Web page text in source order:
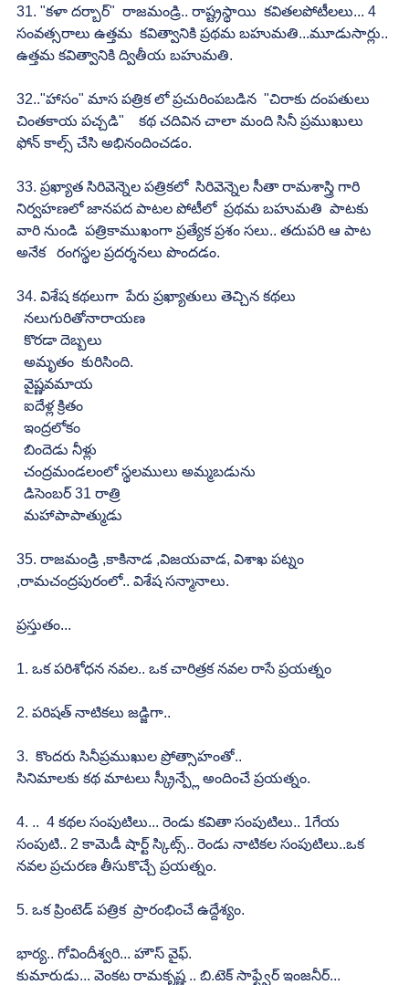
31. "కళా దర్బార్"  రాజమండ్రి.. రాష్ట్రస్థాయి  కవితలపోటీలలు... 4
సంవత్సరాలు ఉత్తమ  కవిత్వానికి ప్రథమ బహుమతి...మూడుసార్లు..
ఉత్తమ కవిత్వానికి ద్వితీయ బహుమతి.
32.."హాసం" మాస పత్రిక లో ప్రచురింపబడిన  "చిరాకు దంపతులు
చింతకాయ పచ్చడి"    కథ చదివిన చాలా మంది సినీ ప్రముఖులు
ఫోన్ కాల్స్ చేసి అభినందించడం.
33. ప్రఖ్యాత సిరివెన్నెల పత్రికలో  సిరివెన్నెల సీతా రామశాస్త్రి గారి
నిర్వహణలో జానపద పాటల పోటీలో  ప్రథమ బహుమతి  పాటకు
వారి నుండి  పత్రికాముఖంగా ప్రత్యేక ప్రశం సలు.. తదుపరి ఆ పాట
అనేక   రంగస్థల ప్రదర్శనలు పొందడం.
34. విశేష కథలుగా  పేరు ప్రఖ్యాతులు తెచ్చిన కథలు
నలుగురితోనారాయణ
కొరడా దెబ్బలు
అమృతం  కురిసింది.
వైష్ణవమాయ
ఐదేళ్ల క్రితం
ఇంద్రలోకం
బిందెడు నీళ్లు
చంద్రమండలంలో స్థలములు అమ్మబడును
డిసెంబర్ 31 రాత్రి
మహాపాపాత్ముడు
35. రాజమండ్రి ,కాకినాడ ,విజయవాడ, విశాఖ పట్నం
,రామచంద్రపురంలో.. విశేష సన్మానాలు.
ప్రస్తుతం...
1. ఒక పరిశోధన నవల.. ఒక చారిత్రక నవల రాసే ప్రయత్నం
2. పరిషత్ నాటికలు జడ్జిగా..
3.  కొందరు సినీప్రముఖుల ప్రోత్సాహంతో..
సినిమాలకు కథ మాటలు స్క్రీన్ప్లే అందించే ప్రయత్నం.
4. ..  4 కథల సంపుటిలు... రెండు కవితా సంపుటిలు.. 1గేయ
సంపుటి.. 2 కామెడీ షార్ట్ స్కిట్స్.. రెండు నాటికల సంపుటిలు..ఒక
నవల ప్రచురణ తీసుకొచ్చే ప్రయత్నం.
5. ఒక ప్రింటెడ్ పత్రిక  ప్రారంభించే ఉద్దేశ్యం.
భార్య.. గోవిందీశ్వరి... హౌస్ వైఫ్.
కుమారుడు... వెంకట రామకృష్ణ .. బి.టెక్ సాఫ్ట్వేర్ ఇంజనీర్...